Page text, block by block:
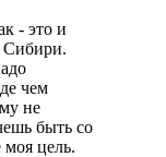
- это и
Сибири.
чем
не
быть со
цель.